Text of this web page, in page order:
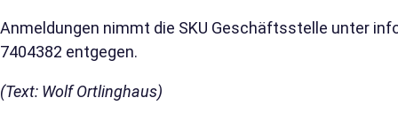
Anmeldungen nimmt die SKU Geschäftsstelle unter
7404382 entgegen.
(Text: Wolf Ortlinghaus)